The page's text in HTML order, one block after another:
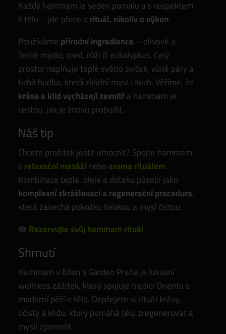
Každý hammam je veden pomalu a s respektem
k tělu – jde přece o rituál, nikoliv o výkon.
Používáme přírodní ingredience – olivové a
černé mýdlo, med, růži či eukalyptus. Celý
prostor naplňuje teplé světlo svíček, vůně páry a
tichá hudba, která zklidní mysl i dech. Věříme, že
krása a klid vycházejí zevnitřa hammam je
cestou, jak je znovu probudit.
Náš tip
Chcete prožitek ještě umocnit? Spojte hammam
s relaxační masážínebo aroma rituálem.
Kombinace tepla, oleje a doteku působí jako
komplexní zkrášlovací a regenerační procedura,
která zanechá pokožku hebkou a mysl čistou.
🪷 Rezervujte svůj hammam rituál
Shrnutí
Hammam v Eden’s Garden Praha je luxusní
wellness zážitek, který spojuje tradici Orientu s
moderní péčí o tělo. Dopřejete si rituál krásy,
očisty a klidu, který pomáhá tělu zregenerovat a
mysli zpomalit.